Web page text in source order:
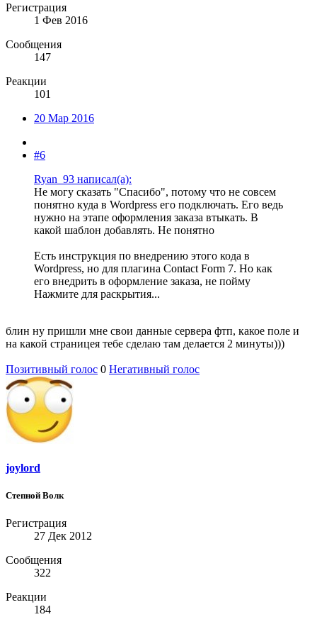
Регистрация
1 Фев 2016
Сообщения
147
Реакции
101
20 Мар 2016
#6
Ryan_93 написал(а):
Не могу сказать "Спасибо", потому что не совсем
понятно куда в Wordpress его подключать. Его ведь
нужно на этапе оформления заказа втыкать. В
какой шаблон добавлять. Не понятно
Есть инструкция по внедрению этого кода в
Wordpress, но для плагина Contact Form 7. Но как
его внедрить в оформление заказа, не пойму
Нажмите для раскрытия...
блин ну пришли мне свои данные сервера фтп, какое поле и
на какой страницея тебе сделаю там делается 2 минуты)))
Позитивный голос 0 Негативный голос
joylord
Степной Волк
Регистрация
27 Дек 2012
Сообщения
322
Реакции
184